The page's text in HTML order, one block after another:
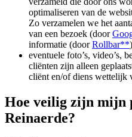
optimaliseren van de
Zo verzamelen we het
van een bezoek (door
informatie (doorRollbar**
eventuele foto’s, video’s,
cliënten zijn alleen
cliënt en/of diens wettelijk
Hoe veilig zijn mijn
Reinaerde?